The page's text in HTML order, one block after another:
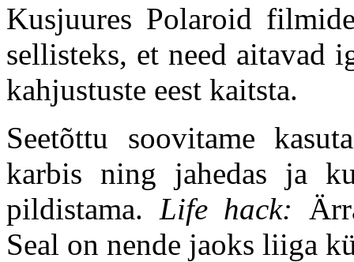
Kusjuures Polaroid
sellisteks, et need aitavad
kahjustuste eest kaitsta.
Seetõttu soovitame
karbis ning jahedas ja
pildistama. Life hack:
Seal on nende jaoks liiga